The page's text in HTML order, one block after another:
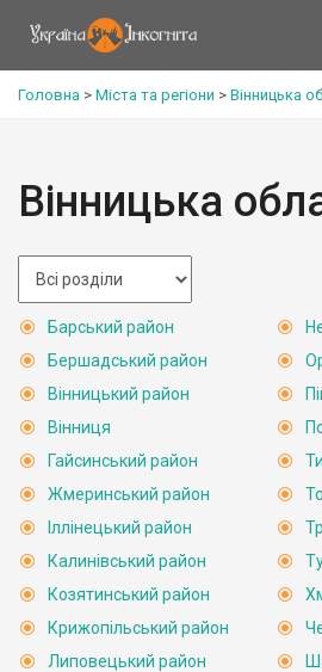
Головна > Міста та регіони > Вінницька
Вінницька
Барський район
Бершадський район
Вінницький район
Вінниця
Гайсинський район
Жмеринський район
Іллінецький район
Калинівський район
Козятинський район
Крижопільський район
Липовецький район